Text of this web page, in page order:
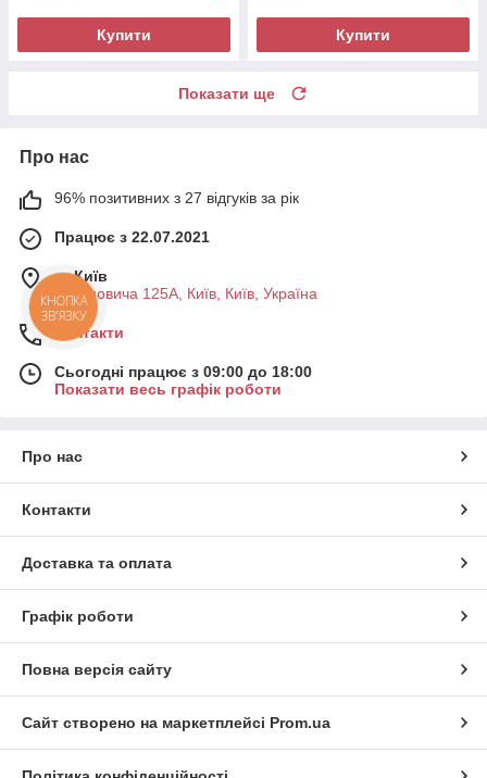
Купити Купити
Показати ще
Про нас
96% позитивних з 27 відгуків за рік
Працює з 22.07.2021
м. Київ
Антоновича 125А, Київ, Київ, Україна
Контакти
Сьогодні працює з 09:00 до 18:00
Показати весь графік роботи
Про нас
Контакти
Доставка та оплата
Графік роботи
Повна версія сайту
Сайт створено на маркетплейсі Prom.ua
КНОПКА
ЗВ'ЯЗКУ